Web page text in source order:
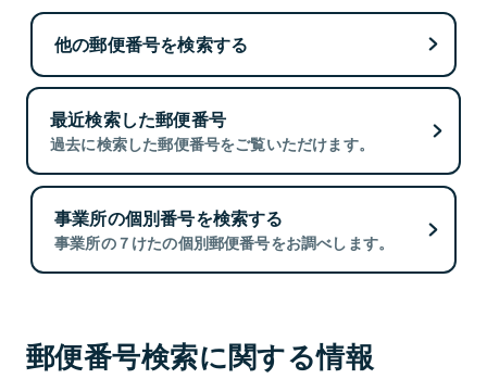
他の郵便番号を検索する
最近検索した郵便番号
過去に検索した郵便番号をご覧いただけます。
事業所の個別番号を検索する
事業所の７けたの個別郵便番号をお調べします。
郵便番号検索に関する情報